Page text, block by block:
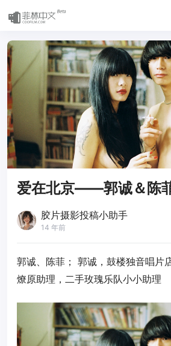
爱在北京——郭诚＆陈
胶片摄影投稿小助手
14 年前
郭诚、陈菲； 郭诚，鼓楼独音唱片
燎原助理，二手玫瑰乐队小小助理